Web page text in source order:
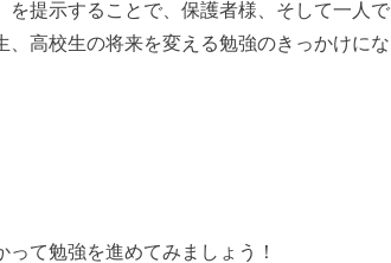
提示することで、保護者様、そして一人で
高校生の将来を変える勉強のきっかけにな
て勉強を進めてみましょう！